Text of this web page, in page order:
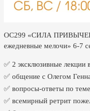
ОС299 «СИЛА ПРИВЫЧЕК:
ежедневные мелочи» 6-7
✅ 2 эксклюзивные лекции
✅ общение с Олегом
✅ вопросы-ответы по
✅ всемирный ретрит